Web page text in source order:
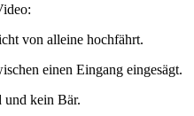
von alleine hochfährt.
einen Eingang eingesägt.
und kein Bär.